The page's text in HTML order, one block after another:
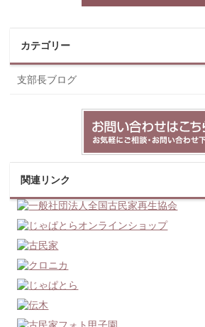
カテゴリー
支部長ブログ
関連リンク